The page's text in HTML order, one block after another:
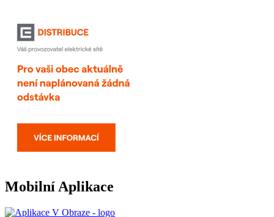
Mobilní Aplikace